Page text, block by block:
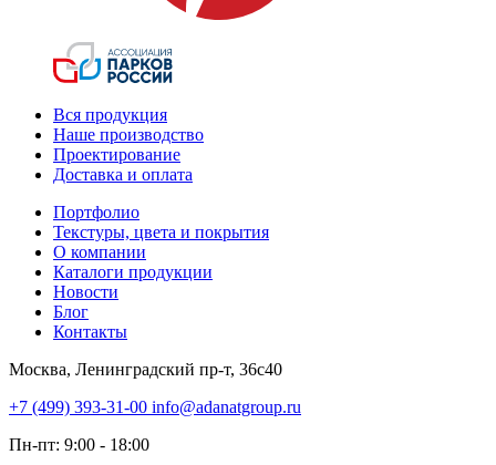
Вся продукция
Наше производство
Проектирование
Доставка и оплата
Портфолио
Текстуры, цвета и покрытия
О компании
Каталоги продукции
Новости
Блог
Контакты
Москва, Ленинградский пр-т, 36с40
+7 (499) 393-31-00 info@adanatgroup.ru
Пн-пт: 9:00 - 18:00